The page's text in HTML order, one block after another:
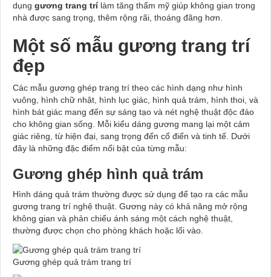
dụng gương trang trílàm tăng thẩm mỹ giúp không gian trong
nhà được sang trọng, thêm rộng rãi, thoáng đãng hơn.
Một số mẫu gương trang trí
đẹp
Các mẫu gương ghép trang trí theo các hình dạng như hình
vuông, hình chữ nhật, hình lục giác, hình quả trám, hình thoi, và
hình bát giác mang đến sự sáng tạo và nét nghệ thuật độc đáo
cho không gian sống. Mỗi kiểu dáng gương mang lại một cảm
giác riêng, từ hiện đại, sang trọng đến cổ điển và tinh tế. Dưới
đây là những đặc điểm nổi bật của từng mẫu:
Gương ghép hình quả trám
Hình dáng quả trám thường được sử dụng để tạo ra các mẫu
gương trang trí nghệ thuật. Gương này có khả năng mở rộng
không gian và phản chiếu ánh sáng một cách nghệ thuật,
thường được chọn cho phòng khách hoặc lối vào.
Gương ghép quả trám trang trí